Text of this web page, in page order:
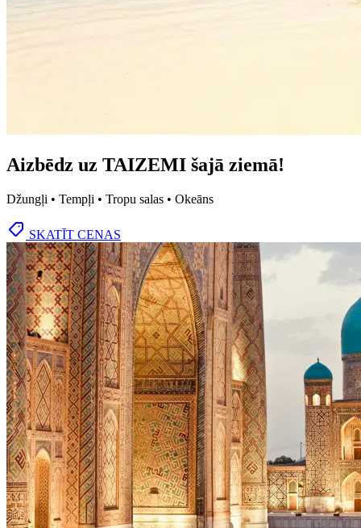
Aizbēdz uz TAIZEMI šajā ziemā!
Džungļi • Tempļi • Tropu salas • Okeāns
SKATĪT CENAS